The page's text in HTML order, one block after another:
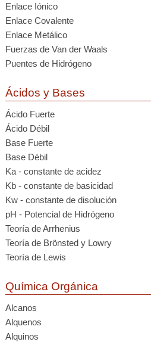
Enlace Iónico
Enlace Covalente
Enlace Metálico
Fuerzas de Van der Waals
Puentes de Hidrógeno
Ácidos y Bases
Ácido Fuerte
Ácido Débil
Base Fuerte
Base Débil
Ka - constante de acidez
Kb - constante de basicidad
Kw - constante de disolución
pH - Potencial de Hidrógeno
Teoría de Arrhenius
Teoría de Brönsted y Lowry
Teoría de Lewis
Química Orgánica
Alcanos
Alquenos
Alquinos